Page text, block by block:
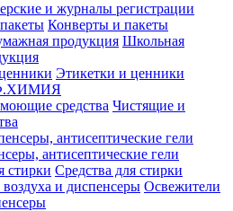
и журналы регистрации
Конверты и пакеты
Школьная
Этикетки и ценники
Чистящие и
антисептические гели
Средства для стирки
Освежители